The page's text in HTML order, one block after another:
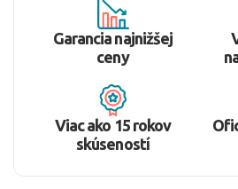
Garancia najnižšej
ceny
Viac ako 15 rokov
skúseností